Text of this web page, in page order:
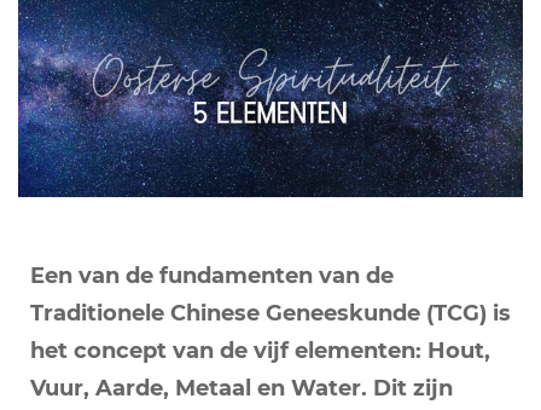
elementen
binnen
Traditionele
Chinese
Geneeskunde
uitgelegd
Een van de fundamenten van de
Traditionele Chinese Geneeskunde (TCG) is
het concept van de vijf elementen: Hout,
Vuur, Aarde, Metaal en Water. Dit zijn